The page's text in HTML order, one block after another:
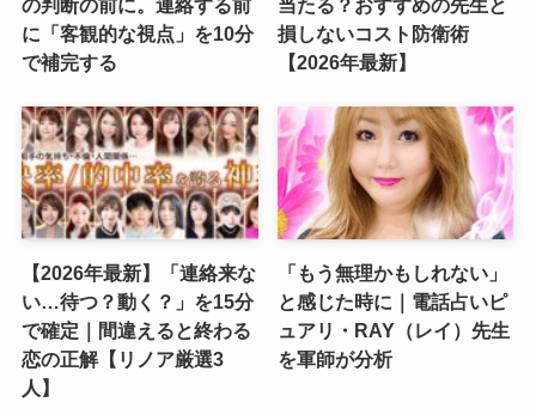
の判断の前に。連絡する前
に「客観的な視点」を10分
で補完する
当たる？おすすめの先生と
損しないコスト防衛術
【2026年最新】
【2026年最新】「連絡来な
い…待つ？動く？」を15分
で確定｜間違えると終わる
恋の正解【リノア厳選3
人】
「もう無理かもしれない」
と感じた時に｜電話占いピ
ュアリ・RAY（レイ）先生
を軍師が分析